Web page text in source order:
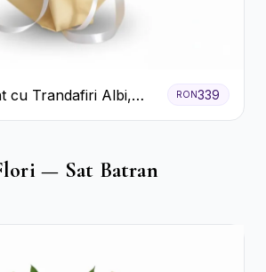
cu Trandafiri Albi,
Crem
RON339
— Sat Batran